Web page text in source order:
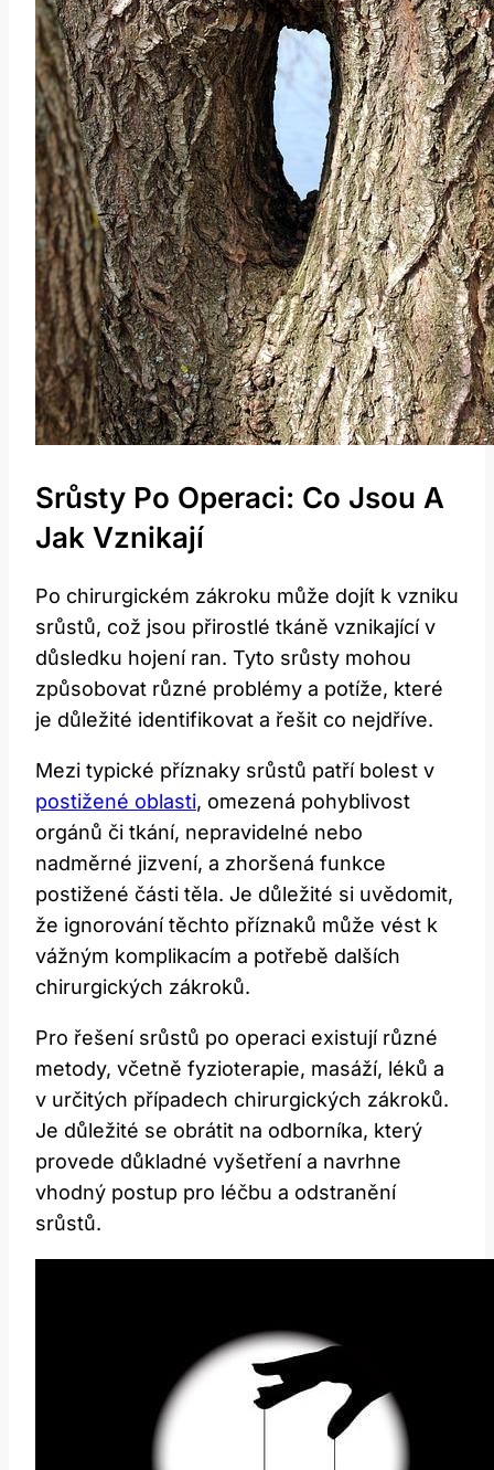
Srůsty Po Operaci: Co Jsou A
Jak Vznikají
Po chirurgickém zákroku může dojít k vzniku
srůstů, což jsou přirostlé tkáně vznikající v
důsledku hojení ran. Tyto srůsty mohou
způsobovat různé problémy a potíže, které
je důležité identifikovat a řešit co nejdříve.
Mezi typické příznaky srůstů patří bolest v
postižené oblasti, omezená pohyblivost
orgánů či tkání, nepravidelné nebo
nadměrné jizvení, a zhoršená funkce
postižené části těla. Je důležité si uvědomit,
že ignorování těchto příznaků může vést k
vážným komplikacím a potřebě dalších
chirurgických zákroků.
Pro řešení srůstů po operaci existují různé
metody, včetně fyzioterapie, masáží, léků a
v určitých případech chirurgických zákroků.
Je důležité se obrátit na odborníka, který
provede důkladné vyšetření a navrhne
vhodný postup pro léčbu a odstranění
srůstů.